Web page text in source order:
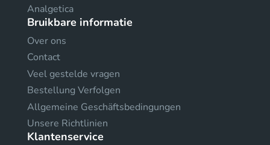
Analgetica
Bruikbare informatie
Over ons
Contact
Veel gestelde vragen
Bestellung Verfolgen
Allgemeine Geschäftsbedingungen
Unsere Richtlinien
Klantenservice